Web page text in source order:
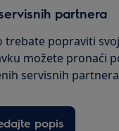
partnera
trebate popraviti
možete pronaći
servisnih
popis